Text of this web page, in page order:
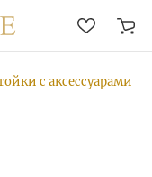
с аксессуарами